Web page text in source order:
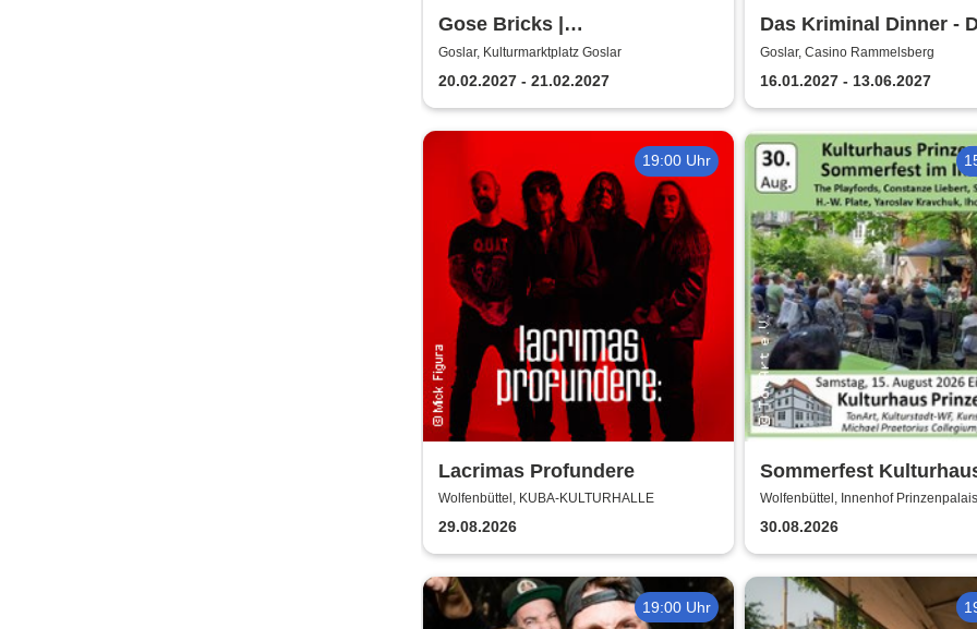
Gose Bricks |
Kulturmarktplatz Goslar
Goslar, Kulturmarktplatz Goslar
20.02.2027 - 21.02.2027
Das Kriminal Dinner -
Polterabendkiller
Goslar, Casino Rammelsberg
16.01.2027 - 13.06.2027
19:00 Uhr
Lacrimas Profundere
Wolfenbüttel, KUBA-KULTURHALLE
29.08.2026
Sommerfest
Prinzenpalais
Wolfenbüttel, Innenhof
Wolfenbüttel
30.08.2026
19:00 Uhr